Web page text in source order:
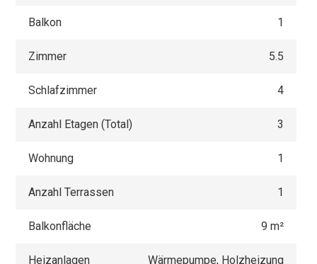
Balkon 1
Zimmer 5.5
Schlafzimmer 4
Anzahl Etagen (Total) 3
Wohnung 1
Anzahl Terrassen 1
Balkonfläche 9 m²
Heizanlagen Wärmepumpe, Holzheizung